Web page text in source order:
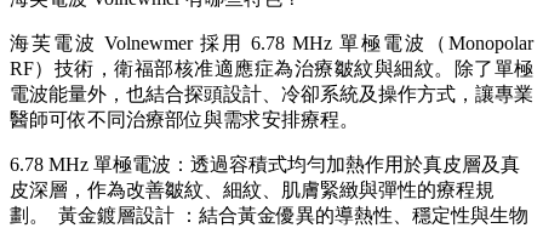
海芙電波 Volnewmer 採用 6.78 MHz 單極電波（Monopolar
RF）技術，衛福部核准適應症為治療皺紋與細紋。除了單極
電波能量外，也結合探頭設計、冷卻系統及操作方式，讓專業
醫師可依不同治療部位與需求安排療程。
6.78 MHz 單極電波：透過容積式均勻加熱作用於真皮層及真
皮深層，作為改善皺紋、細紋、肌膚緊緻與彈性的療程規
劃。 黃金鍍層設計 ：結合黃金優異的導熱性、穩定性與生物